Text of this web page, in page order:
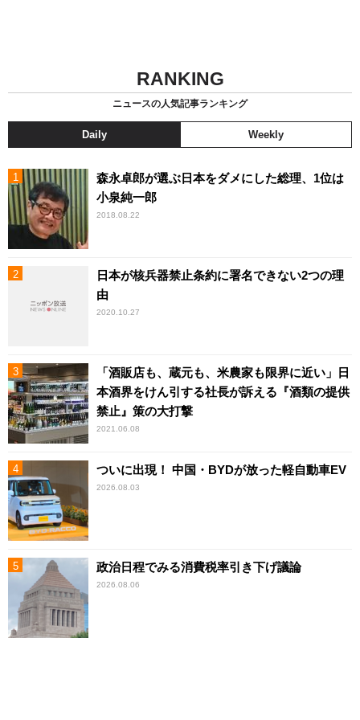
RANKING
ニュースの人気記事ランキング
Daily Weekly
森永卓郎が選ぶ日本をダメにした総理、1位は
小泉純一郎
2018.08.22
日本が核兵器禁止条約に署名できない2つの理
由
2020.10.27
「酒販店も、蔵元も、米農家も限界に近い」日
本酒界をけん引する社長が訴える『酒類の提供
禁止』策の大打撃
2021.06.08
ついに出現！ 中国・BYDが放った軽自動車EV
2026.08.03
政治日程でみる消費税率引き下げ議論
2026.08.06